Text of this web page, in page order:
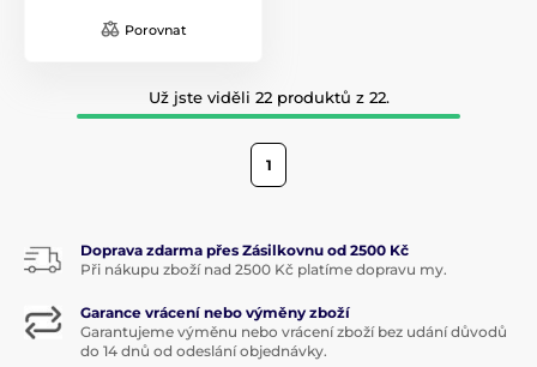
Porovnat
Už jste viděli 22 produktů z 22.
1
Doprava zdarma přes Zásilkovnu od 2500 Kč
Při nákupu zboží nad 2500 Kč platíme dopravu my.
Garance vrácení nebo výměny zboží
Garantujeme výměnu nebo vrácení zboží bez udání důvodů
do 14 dnů od odeslání objednávky.